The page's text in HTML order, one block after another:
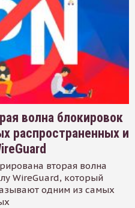
волна блокировок
распространенных и
вторая волна
WireGuard, который
одним из самых